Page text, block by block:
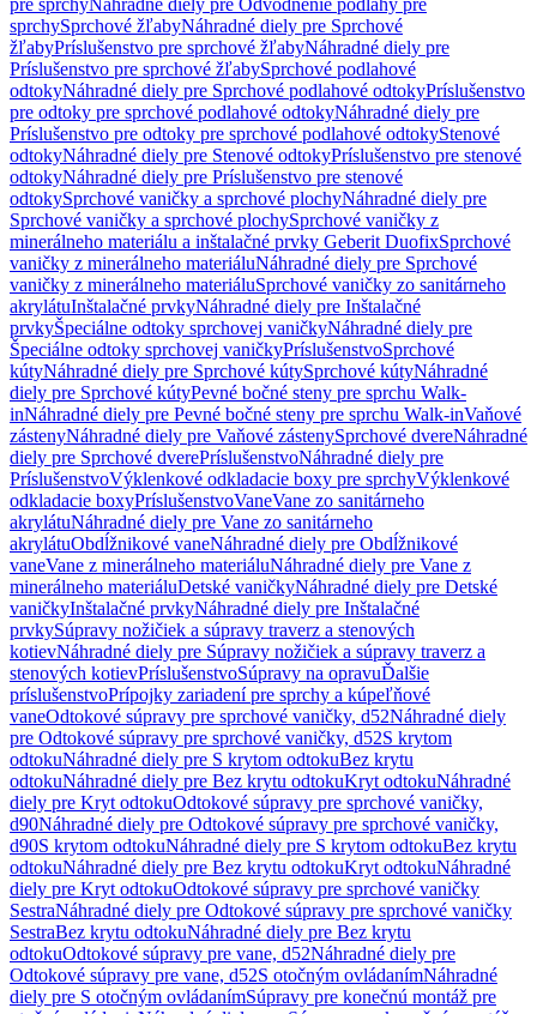
pre sprchyNáhradné diely pre Odvodnenie podlahy pre
sprchySprchové žľabyNáhradné diely pre Sprchové
žľabyPríslušenstvo pre sprchové žľabyNáhradné diely pre
Príslušenstvo pre sprchové žľabySprchové podlahové
odtokyNáhradné diely pre Sprchové podlahové odtokyPríslušenstvo
pre odtoky pre sprchové podlahové odtokyNáhradné diely pre
Príslušenstvo pre odtoky pre sprchové podlahové odtokyStenové
odtokyNáhradné diely pre Stenové odtokyPríslušenstvo pre stenové
odtokyNáhradné diely pre Príslušenstvo pre stenové
odtokySprchové vaničky a sprchové plochyNáhradné diely pre
Sprchové vaničky a sprchové plochySprchové vaničky z
minerálneho materiálu a inštalačné prvky Geberit DuofixSprchové
vaničky z minerálneho materiáluNáhradné diely pre Sprchové
vaničky z minerálneho materiáluSprchové vaničky zo sanitárneho
akrylátuInštalačné prvkyNáhradné diely pre Inštalačné
prvkyŠpeciálne odtoky sprchovej vaničkyNáhradné diely pre
Špeciálne odtoky sprchovej vaničkyPríslušenstvoSprchové
kútyNáhradné diely pre Sprchové kútySprchové kútyNáhradné
diely pre Sprchové kútyPevné bočné steny pre sprchu Walk-
inNáhradné diely pre Pevné bočné steny pre sprchu Walk-inVaňové
zástenyNáhradné diely pre Vaňové zástenySprchové dvereNáhradné
diely pre Sprchové dverePríslušenstvoNáhradné diely pre
PríslušenstvoVýklenkové odkladacie boxy pre sprchyVýklenkové
odkladacie boxyPríslušenstvoVaneVane zo sanitárneho
akrylátuNáhradné diely pre Vane zo sanitárneho
akrylátuObdĺžnikové vaneNáhradné diely pre Obdĺžnikové
vaneVane z minerálneho materiáluNáhradné diely pre Vane z
minerálneho materiáluDetské vaničkyNáhradné diely pre Detské
vaničkyInštalačné prvkyNáhradné diely pre Inštalačné
prvkySúpravy nožičiek a súpravy traverz a stenových
kotievNáhradné diely pre Súpravy nožičiek a súpravy traverz a
stenových kotievPríslušenstvoSúpravy na opravuĎalšie
príslušenstvoPrípojky zariadení pre sprchy a kúpeľňové
vaneOdtokové súpravy pre sprchové vaničky, d52Náhradné diely
pre Odtokové súpravy pre sprchové vaničky, d52S krytom
odtokuNáhradné diely pre S krytom odtokuBez krytu
odtokuNáhradné diely pre Bez krytu odtokuKryt odtokuNáhradné
diely pre Kryt odtokuOdtokové súpravy pre sprchové vaničky,
d90Náhradné diely pre Odtokové súpravy pre sprchové vaničky,
d90S krytom odtokuNáhradné diely pre S krytom odtokuBez krytu
odtokuNáhradné diely pre Bez krytu odtokuKryt odtokuNáhradné
diely pre Kryt odtokuOdtokové súpravy pre sprchové vaničky
SestraNáhradné diely pre Odtokové súpravy pre sprchové vaničky
SestraBez krytu odtokuNáhradné diely pre Bez krytu
odtokuOdtokové súpravy pre vane, d52Náhradné diely pre
Odtokové súpravy pre vane, d52S otočným ovládanímNáhradné
diely pre S otočným ovládanímSúpravy pre konečnú montáž pre